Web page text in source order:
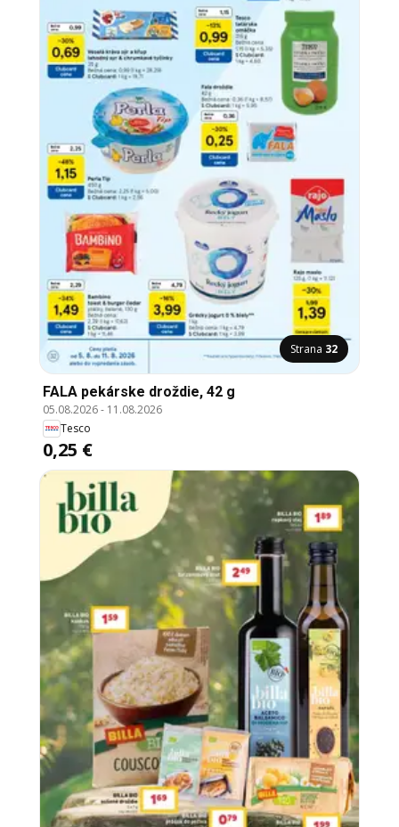
Strana 32
FALA pekárske droždie, 42 g
05.08.2026- 11.08.2026
Tesco
0,25 €